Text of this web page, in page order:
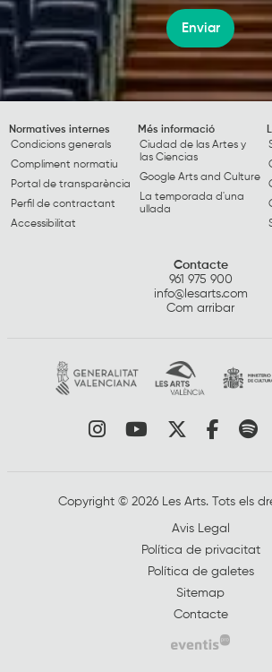
Enviar
Normatives internes
Condicions generals
Compliment normatiu
Portal de transparència
Perfil de contractant
Accessibilitat
Més informació
Ciudad de las Artes y
las Ciencias
Google Arts and Culture
La temporada d'una
ullada
Contacte
961 975 900
info@lesarts.com
Com arribar
Link a instagram
Link aLink aLink
Copyright © 2026 Les Arts. Tots els
Avis Legal
Política de privacitat
Política de galetes
Sitemap
Contacte